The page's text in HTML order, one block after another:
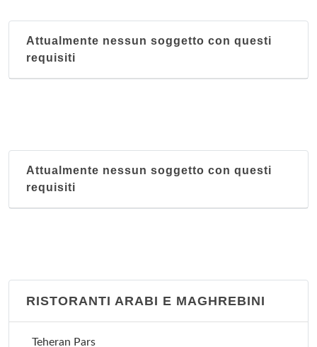
Attualmente nessun soggetto con questi
requisiti
Attualmente nessun soggetto con questi
requisiti
RISTORANTI ARABI E MAGHREBINI
Teheran Pars